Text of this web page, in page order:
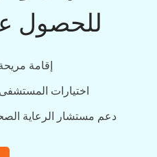
للحصول
إقامة
اختيارات
دعم مستشار الرعاية
احصل على دعم طبي
الساعة طوال أيام